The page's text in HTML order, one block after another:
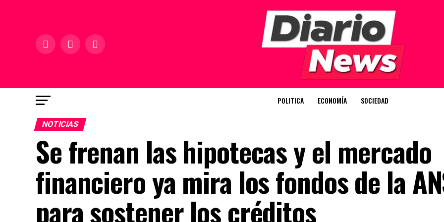
POLITICA ECONOMÍA SOCIEDAD
NOTICIAS
Se frenan las hipotecas y el mercado
financiero ya mira los fondos de la
para sostener los créditos